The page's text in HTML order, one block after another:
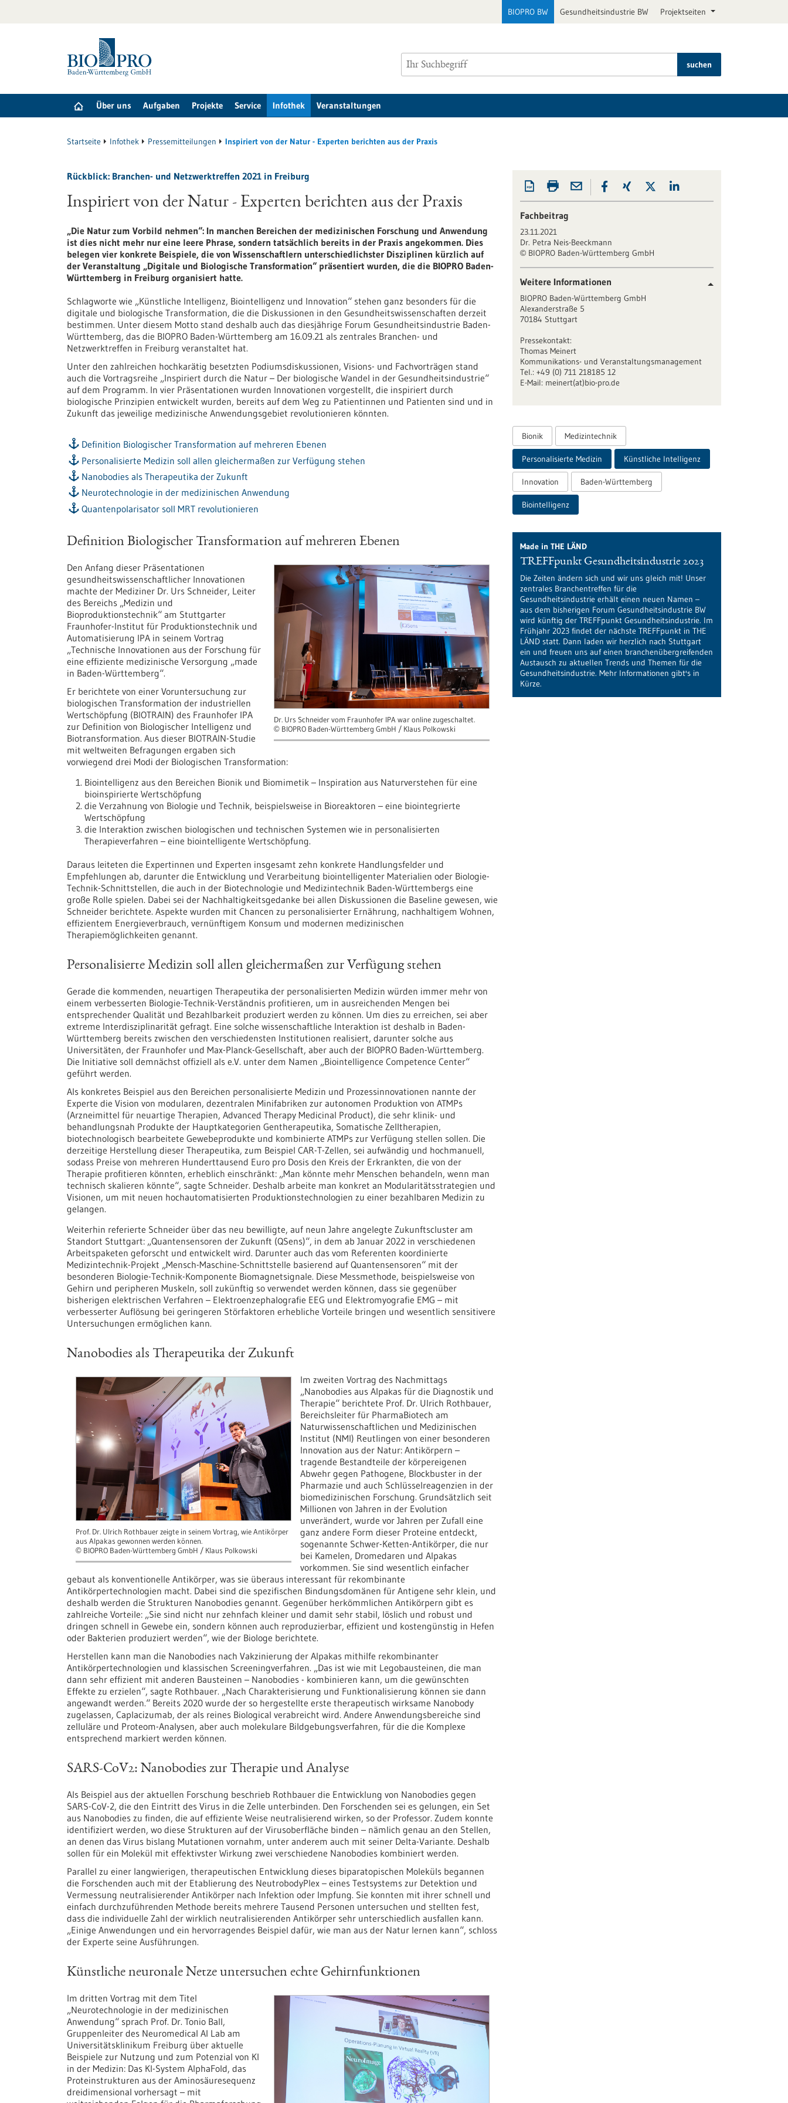
BIOPRO BW Gesundheitsindustrie BW Projektseiten
suchen
Über uns Aufgaben Projekte Service Infothek Veranstaltungen
Startseite Infothek Pressemitteilungen Inspiriert von der Natur - Experten berichten aus der Praxis
Rückblick: Branchen- und Netzwerktreffen 2021 in Freiburg
Inspiriert von der Natur - Experten berichten aus der Praxis
„Die Natur zum Vorbild nehmen“: In manchen Bereichen der medizinischen Forschung und Anwendung
ist dies nicht mehr nur eine leere Phrase, sondern tatsächlich bereits in der Praxis angekommen. Dies
belegen vier konkrete Beispiele, die von Wissenschaftlern unterschiedlichster Disziplinen kürzlich auf
der Veranstaltung „Digitale und Biologische Transformation“ präsentiert wurden, die die BIOPRO Baden-
Württemberg in Freiburg organisiert hatte.
Schlagworte wie „Künstliche Intelligenz, Biointelligenz und Innovation“ stehen ganz besonders für die
digitale und biologische Transformation, die die Diskussionen in den Gesundheitswissenschaften derzeit
bestimmen. Unter diesem Motto stand deshalb auch das diesjährige Forum Gesundheitsindustrie Baden-
Württemberg, das die BIOPRO Baden-Württemberg am 16.09.21 als zentrales Branchen- und
Netzwerktreffen in Freiburg veranstaltet hat.
Unter den zahlreichen hochkarätig besetzten Podiumsdiskussionen, Visions- und Fachvorträgen stand
auch die Vortragsreihe „Inspiriert durch die Natur – Der biologische Wandel in der Gesundheitsindustrie“
auf dem Programm. In vier Präsentationen wurden Innovationen vorgestellt, die inspiriert durch
biologische Prinzipien entwickelt wurden, bereits auf dem Weg zu Patientinnen und Patienten sind und in
Zukunft das jeweilige medizinische Anwendungsgebiet revolutionieren könnten.
Definition Biologischer Transformation auf mehreren Ebenen
Personalisierte Medizin soll allen gleichermaßen zur Verfügung stehen
Nanobodies als Therapeutika der Zukunft
Neurotechnologie in der medizinischen Anwendung
Quantenpolarisator soll MRT revolutionieren
Definition Biologischer Transformation auf mehreren Ebenen
Dr. Urs Schneider vom Fraunhofer IPA war online zugeschaltet.
© BIOPRO Baden-Württemberg GmbH / Klaus Polkowski
Den Anfang dieser Präsentationen
gesundheitswissenschaftlicher Innovationen
machte der Mediziner Dr. Urs Schneider, Leiter
des Bereichs „Medizin und
Bioproduktionstechnik“ am Stuttgarter
Fraunhofer-Institut für Produktionstechnik und
Automatisierung IPA in seinem Vortrag
„Technische Innovationen aus der Forschung für
eine effiziente medizinische Versorgung „made
in Baden-Württemberg“.
Er berichtete von einer Voruntersuchung zur
biologischen Transformation der industriellen
Wertschöpfung (BIOTRAIN) des Fraunhofer IPA
zur Definition von Biologischer Intelligenz und
Biotransformation. Aus dieser BIOTRAIN-Studie
mit weltweiten Befragungen ergaben sich
vorwiegend drei Modi der Biologischen Transformation:
Biointelligenz aus den Bereichen Bionik und Biomimetik – Inspiration aus Naturverstehen für eine
bioinspirierte Wertschöpfung
die Verzahnung von Biologie und Technik, beispielsweise in Bioreaktoren – eine biointegrierte
Wertschöpfung
die Interaktion zwischen biologischen und technischen Systemen wie in personalisierten
Therapieverfahren – eine biointelligente Wertschöpfung.
Daraus leiteten die Expertinnen und Experten insgesamt zehn konkrete Handlungsfelder und
Empfehlungen ab, darunter die Entwicklung und Verarbeitung biointelligenter Materialien oder Biologie-
Technik-Schnittstellen, die auch in der Biotechnologie und Medizintechnik Baden-Württembergs eine
große Rolle spielen. Dabei sei der Nachhaltigkeitsgedanke bei allen Diskussionen die Baseline gewesen, wie
Schneider berichtete. Aspekte wurden mit Chancen zu personalisierter Ernährung, nachhaltigem Wohnen,
effizientem Energieverbrauch, vernünftigem Konsum und modernen medizinischen
Therapiemöglichkeiten genannt.
Personalisierte Medizin soll allen gleichermaßen zur Verfügung stehen
Gerade die kommenden, neuartigen Therapeutika der personalisierten Medizin würden immer mehr von
einem verbesserten Biologie-Technik-Verständnis profitieren, um in ausreichenden Mengen bei
entsprechender Qualität und Bezahlbarkeit produziert werden zu können. Um dies zu erreichen, sei aber
extreme Interdisziplinarität gefragt. Eine solche wissenschaftliche Interaktion ist deshalb in Baden-
Württemberg bereits zwischen den verschiedensten Institutionen realisiert, darunter solche aus
Universitäten, der Fraunhofer und Max-Planck-Gesellschaft, aber auch der BIOPRO Baden-Württemberg.
Die Initiative soll demnächst offiziell als e.V. unter dem Namen „Biointelligence Competence Center“
geführt werden.
Als konkretes Beispiel aus den Bereichen personalisierte Medizin und Prozessinnovationen nannte der
Experte die Vision von modularen, dezentralen Minifabriken zur autonomen Produktion von ATMPs
(Arzneimittel für neuartige Therapien, Advanced Therapy Medicinal Product), die sehr klinik- und
behandlungsnah Produkte der Hauptkategorien Gentherapeutika, Somatische Zelltherapien,
biotechnologisch bearbeitete Gewebeprodukte und kombinierte ATMPs zur Verfügung stellen sollen. Die
derzeitige Herstellung dieser Therapeutika, zum Beispiel CAR-T-Zellen, sei aufwändig und hochmanuell,
sodass Preise von mehreren Hunderttausend Euro pro Dosis den Kreis der Erkrankten, die von der
Therapie profitieren könnten, erheblich einschränkt: „Man könnte mehr Menschen behandeln, wenn man
technisch skalieren könnte“, sagte Schneider. Deshalb arbeite man konkret an Modularitätsstrategien und
Visionen, um mit neuen hochautomatisierten Produktionstechnologien zu einer bezahlbaren Medizin zu
gelangen.
Weiterhin referierte Schneider über das neu bewilligte, auf neun Jahre angelegte Zukunftscluster am
Standort Stuttgart: „Quantensensoren der Zukunft (QSens)“, in dem ab Januar 2022 in verschiedenen
Arbeitspaketen geforscht und entwickelt wird. Darunter auch das vom Referenten koordinierte
Medizintechnik-Projekt „Mensch-Maschine-Schnittstelle basierend auf Quantensensoren“ mit der
besonderen Biologie-Technik-Komponente Biomagnetsignale. Diese Messmethode, beispielsweise von
Gehirn und peripheren Muskeln, soll zukünftig so verwendet werden können, dass sie gegenüber
bisherigen elektrischen Verfahren – Elektroenzephalografie EEG und Elektromyografie EMG – mit
verbesserter Auflösung bei geringeren Störfaktoren erhebliche Vorteile bringen und wesentlich sensitivere
Untersuchungen ermöglichen kann.
Nanobodies als Therapeutika der Zukunft
Prof. Dr. Ulrich Rothbauer zeigte in seinem Vortrag, wie Antikörper
aus Alpakas gewonnen werden können.
© BIOPRO Baden-Württemberg GmbH / Klaus Polkowski
Im zweiten Vortrag des Nachmittags
„Nanobodies aus Alpakas für die Diagnostik und
Therapie“ berichtete Prof. Dr. Ulrich Rothbauer,
Bereichsleiter für PharmaBiotech am
Naturwissenschaftlichen und Medizinischen
Institut (NMI) Reutlingen von einer besonderen
Innovation aus der Natur: Antikörpern –
tragende Bestandteile der körpereigenen
Abwehr gegen Pathogene, Blockbuster in der
Pharmazie und auch Schlüsselreagenzien in der
biomedizinischen Forschung. Grundsätzlich seit
Millionen von Jahren in der Evolution
unverändert, wurde vor Jahren per Zufall eine
ganz andere Form dieser Proteine entdeckt,
sogenannte Schwer-Ketten-Antikörper, die nur
bei Kamelen, Dromedaren und Alpakas
vorkommen. Sie sind wesentlich einfacher
gebaut als konventionelle Antikörper, was sie überaus interessant für rekombinante
Antikörpertechnologien macht. Dabei sind die spezifischen Bindungsdomänen für Antigene sehr klein, und
deshalb werden die Strukturen Nanobodies genannt. Gegenüber herkömmlichen Antikörpern gibt es
zahlreiche Vorteile: „Sie sind nicht nur zehnfach kleiner und damit sehr stabil, löslich und robust und
dringen schnell in Gewebe ein, sondern können auch reproduzierbar, effizient und kostengünstig in Hefen
oder Bakterien produziert werden“, wie der Biologe berichtete.
Herstellen kann man die Nanobodies nach Vakzinierung der Alpakas mithilfe rekombinanter
Antikörpertechnologien und klassischen Screeningverfahren. „Das ist wie mit Legobausteinen, die man
dann sehr effizient mit anderen Bausteinen – Nanobodies - kombinieren kann, um die gewünschten
Effekte zu erzielen“, sagte Rothbauer. „Nach Charakterisierung und Funktionalisierung können sie dann
angewandt werden.“ Bereits 2020 wurde der so hergestellte erste therapeutisch wirksame Nanobody
zugelassen, Caplacizumab, der als reines Biological verabreicht wird. Andere Anwendungsbereiche sind
zelluläre und Proteom-Analysen, aber auch molekulare Bildgebungsverfahren, für die die Komplexe
entsprechend markiert werden können.
SARS-CoV2: Nanobodies zur Therapie und Analyse
Als Beispiel aus der aktuellen Forschung beschrieb Rothbauer die Entwicklung von Nanobodies gegen
SARS-CoV-2, die den Eintritt des Virus in die Zelle unterbinden. Den Forschenden sei es gelungen, ein Set
aus Nanobodies zu finden, die auf effiziente Weise neutralisierend wirken, so der Professor. Zudem konnte
identifiziert werden, wo diese Strukturen auf der Virusoberfläche binden – nämlich genau an den Stellen,
an denen das Virus bislang Mutationen vornahm, unter anderem auch mit seiner Delta-Variante. Deshalb
sollen für ein Molekül mit effektivster Wirkung zwei verschiedene Nanobodies kombiniert werden.
Parallel zu einer langwierigen, therapeutischen Entwicklung dieses biparatopischen Moleküls begannen
die Forschenden auch mit der Etablierung des NeutrobodyPlex – eines Testsystems zur Detektion und
Vermessung neutralisierender Antikörper nach Infektion oder Impfung. Sie konnten mit ihrer schnell und
einfach durchzuführenden Methode bereits mehrere Tausend Personen untersuchen und stellten fest,
dass die individuelle Zahl der wirklich neutralisierenden Antikörper sehr unterschiedlich ausfallen kann.
„Einige Anwendungen und ein hervorragendes Beispiel dafür, wie man aus der Natur lernen kann“, schloss
der Experte seine Ausführungen.
Künstliche neuronale Netze untersuchen echte Gehirnfunktionen
Im dritten Vortrag mit dem Titel
„Neurotechnologie in der medizinischen
Anwendung“ sprach Prof. Dr. Tonio Ball,
Gruppenleiter des Neuromedical AI Lab am
Universitätsklinikum Freiburg über aktuelle
Beispiele zur Nutzung und zum Potenzial von KI
in der Medizin: Das KI-System AlphaFold, das
Proteinstrukturen aus der Aminosäuresequenz
dreidimensional vorhersagt – mit
Fachbeitrag
23.11.2021
Dr. Petra Neis-Beeckmann
© BIOPRO Baden-Württemberg GmbH
Weitere Informationen
BIOPRO Baden-Württemberg GmbH
Alexanderstraße 5
70184 Stuttgart
Pressekontakt:
Thomas Meinert
Kommunikations- und Veranstaltungsmanagement
Tel.: +49 (0) 711 218185 12
E-Mail: meinert(at)bio-pro.de
Bionik Medizintechnik
Personalisierte Medizin Künstliche Intelligenz
Innovation Baden-Württemberg
Biointelligenz
Made in THE LÄND
TREFFpunkt Gesundheitsindustrie 2023
Die Zeiten ändern sich und wir uns gleich mit! Unser
zentrales Branchentreffen für die
Gesundheitsindustrie erhält einen neuen Namen –
aus dem bisherigen Forum Gesundheitsindustrie BW
wird künftig der TREFFpunkt Gesundheitsindustrie. Im
Frühjahr 2023 findet der nächste TREFFpunkt in THE
LÄND statt. Dann laden wir herzlich nach Stuttgart
ein und freuen uns auf einen branchenübergreifenden
Austausch zu aktuellen Trends und Themen für die
Gesundheitsindustrie. Mehr Informationen gibt's in
Kürze.